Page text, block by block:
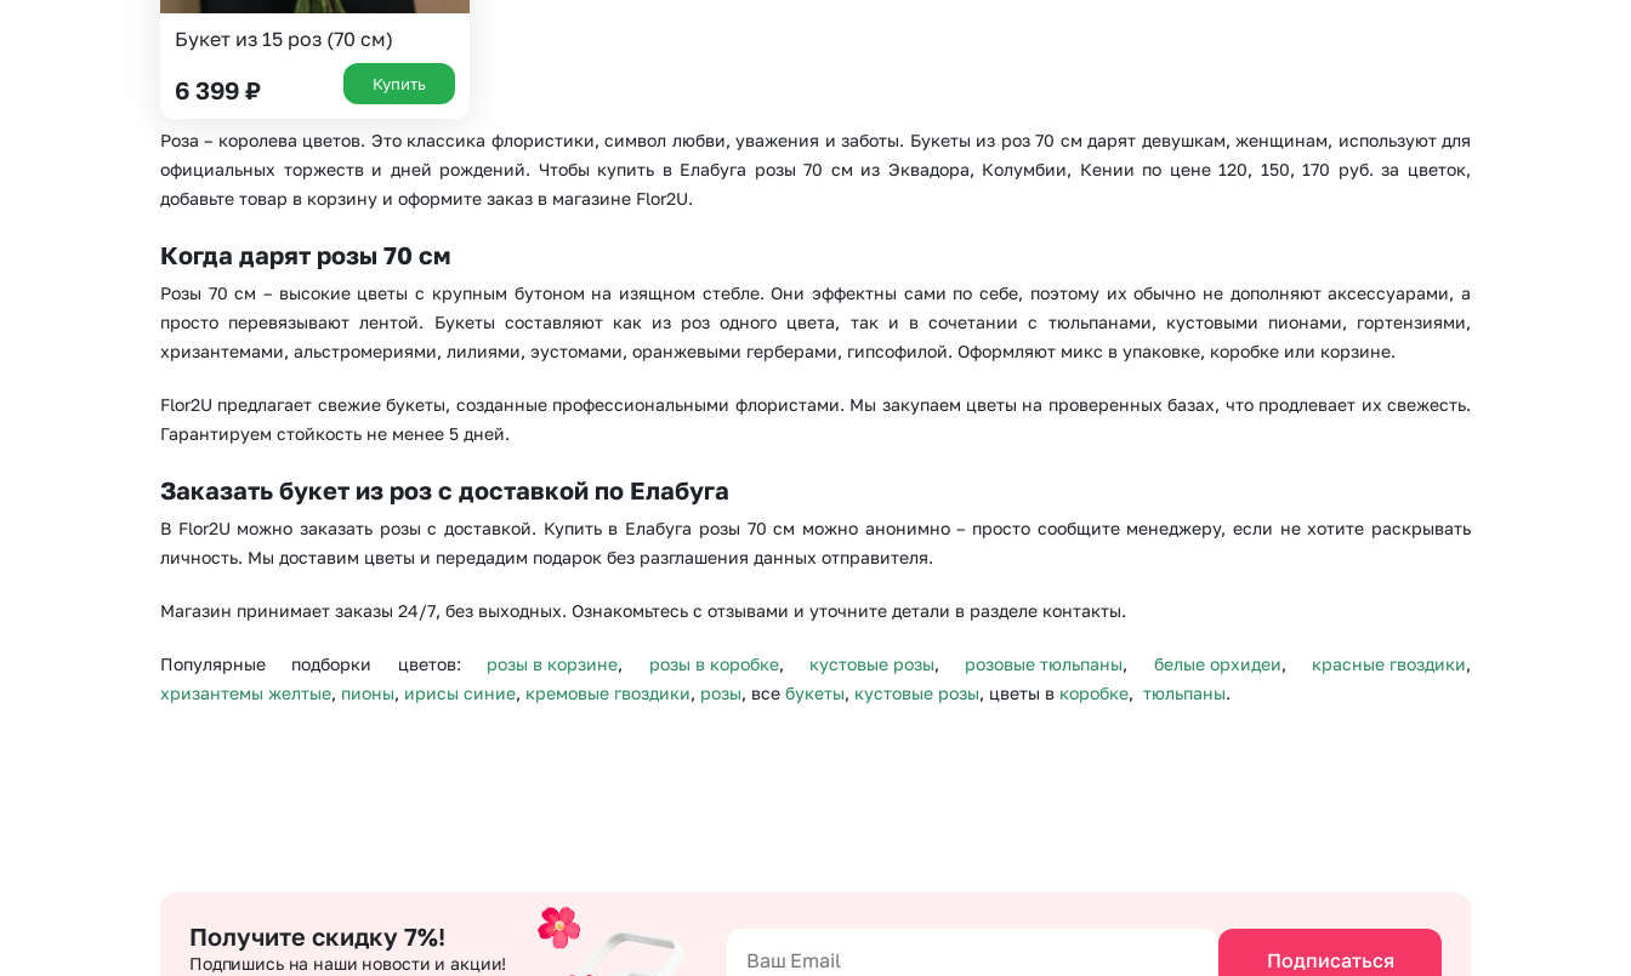
Уфа
Челябинск
Екатеринбург
Букет из 15 роз (70 см)
6 399 ₽ Купить
Роза – королева цветов. Это классика флористики, символ любви, уважения и заботы. Букеты из роз 70 см дарят девушкам, женщинам, используют для
официальных торжеств и дней рождений. Чтобы купить в Елабуга розы 70 см из Эквадора, Колумбии, Кении по цене 120, 150, 170 руб. за цветок,
добавьте товар в корзину и оформите заказ в магазине Flor2U.
Когда дарят розы 70 см
Розы 70 см – высокие цветы с крупным бутоном на изящном стебле. Они эффектны сами по себе, поэтому их обычно не дополняют аксессуарами, а
просто перевязывают лентой. Букеты составляют как из роз одного цвета, так и в сочетании с тюльпанами, кустовыми пионами, гортензиями,
хризантемами, альстромериями, лилиями, эустомами, оранжевыми герберами, гипсофилой. Оформляют микс в упаковке, коробке или корзине.
Flor2U предлагает свежие букеты, созданные профессиональными флористами. Мы закупаем цветы на проверенных базах, что продлевает их свежесть.
Гарантируем стойкость не менее 5 дней.
Заказать букет из роз с доставкой по Елабуга
В Flor2U можно заказать розы с доставкой. Купить в Елабуга розы 70 см можно анонимно – просто сообщите менеджеру, если не хотите раскрывать
личность. Мы доставим цветы и передадим подарок без разглашения данных отправителя.
Магазин принимает заказы 24/7, без выходных. Ознакомьтесь с отзывами и уточните детали в разделе контакты.
Популярные подборки цветов: розы в корзине, розы в коробке, кустовые розы, розовые тюльпаны, белые орхидеи, красные гвоздики,
хризантемы желтые, пионы, ирисы синие, кремовые гвоздики, розы, все букеты, кустовые розы, цветы в коробке, тюльпаны.
Получите скидку 7%!
Подпишись на наши новости и акции!
Подписаться